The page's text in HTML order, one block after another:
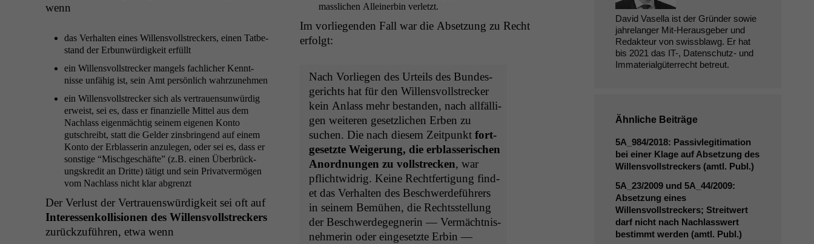
wenn
das Ver­hal­ten eines Wil­lensvoll­streck­ers, einen Tatbe­
stand der Erbun­würdigkeit erfüllt
ein Wil­lensvoll­streck­er man­gels fach­lich­er Ken­nt­
nisse unfähig ist, sein Amt per­sön­lich wahrzunehmen
ein Wil­lensvoll­streck­er sich als ver­trauen­sun­würdig
erweist, sei es, dass er finanzielle Mit­tel aus dem
Nach­lass eigen­mächtig seinem eige­nen Kon­to
gutschreibt, statt die Gelder zins­brin­gend auf einem
Kon­to der Erblasserin anzule­gen, oder sei es, dass er
son­stige “Mis­chgeschäfte” (z.B. einen Über­brück­
ungskred­it an Dritte) tätigt und sein Pri­vatver­mö­gen
vom Nach­lass nicht klar abgrenzt
Der Ver­lust der Ver­trauenswürdigkeit sei oft auf
Inter­essenkol­li­sio­nen des Wil­lensvoll­streck­ers
zurück­zuführen, etwa wenn
masslichen Alleinerbin verletzt.
Im vor­liegen­den Fall war die Abset­zung zu Recht
erfolgt:
Nach Vor­liegen des Urteils des Bun­des­
gerichts hat für den Wil­lensvoll­streck­er
kein Anlass mehr bestanden, nach allfäl­li­
gen weit­eren geset­zlichen Erben zu
suchen. Die nach diesem Zeit­punkt fort­
ge­set­zte Weigerung, die erblasserischen
Anord­nun­gen zu voll­streck­en, war
pflichtwidrig. Keine Recht­fer­ti­gung find­
et das Ver­hal­ten des Beschw­erde­führers
in seinem Bemühen, die Rechtsstel­lung
der Beschw­erdegeg­ner­in — Ver­mächt­nis­
nehmerin oder einge­set­zte Erbin —
David Vasella ist der Gründer sowie
jahrelanger Mit-Herausgeber und
Redakteur von swissblawg. Er hat
bis 2021 das IT-, Datenschutz- und
Immaterialgüterrecht betreut.
Ähnliche Beiträge
5A_984/2018: Passivlegitimation
bei einer Klage auf Absetzung des
Willensvollstreckers (amtl. Publ.)
5A_23/2009 und 5A_44/2009:
Absetzung eines
Willensvollstreckers; Streitwert
darf nicht nach Nachlasswert
bestimmt werden (amtl. Publ.)